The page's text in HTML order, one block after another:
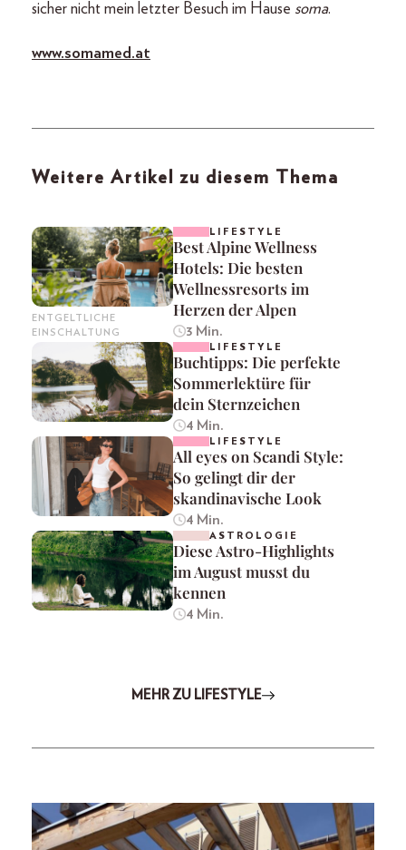
sicher nicht mein letzter Besuch im Hause soma.
www.somamed.at
Weitere Artikel zu diesem Thema
ENTGELTLICHE
EINSCHALTUNG
LIFESTYLE
Best Alpine Wellness
Hotels: Die besten
Wellnessresorts im
Herzen der Alpen
3 Min.
LIFESTYLE
Buchtipps: Die perfekte
Sommerlektüre für
dein Sternzeichen
4 Min.
LIFESTYLE
All eyes on Scandi Style:
So gelingt dir der
skandinavische Look
4 Min.
ASTROLOGIE
Diese Astro-Highlights
im August musst du
kennen
4 Min.
MEHR ZU LIFESTYLE